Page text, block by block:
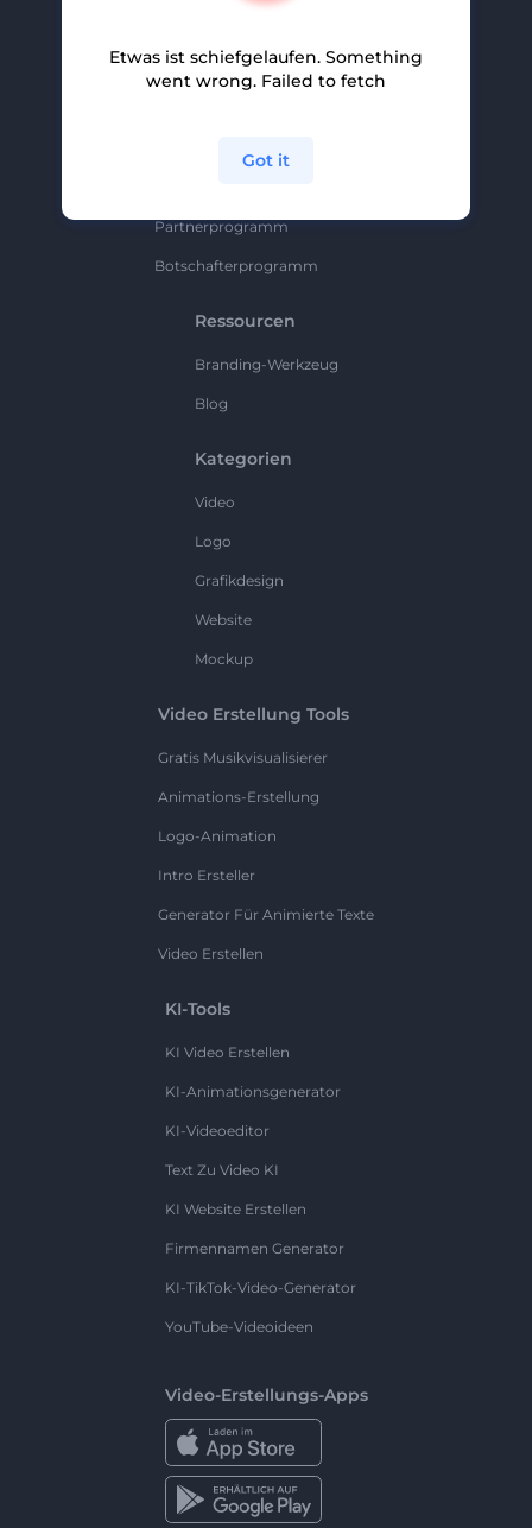
Partnerprogramm
Partnerprogramm
Botschafterprogramm
Ressourcen
Branding-Werkzeug
Blog
Kategorien
Video
Logo
Grafikdesign
Website
Mockup
Video Erstellung Tools
Gratis Musikvisualisierer
Animations-Erstellung
Logo-Animation
Intro Ersteller
Generator Für Animierte Texte
Video Erstellen
KI-Tools
KI Video Erstellen
KI-Animationsgenerator
KI-Videoeditor
Text Zu Video KI
KI Website Erstellen
Firmennamen Generator
KI-TikTok-Video-Generator
YouTube-Videoideen
Video-Erstellungs-Apps
Etwas ist schiefgelaufen. Something
went wrong. Failed to fetch
Got it